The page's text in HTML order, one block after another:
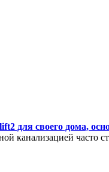
для своего дома,
канализацией часто